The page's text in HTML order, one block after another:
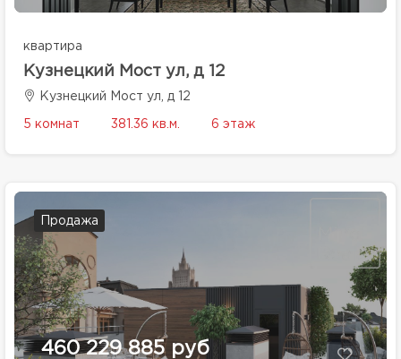
квартира
Кузнецкий Мост ул, д 12
Кузнецкий Мост ул, д 12
5 комнат 381.36 кв.м. 6 этаж
Продажа
460 229 885 руб